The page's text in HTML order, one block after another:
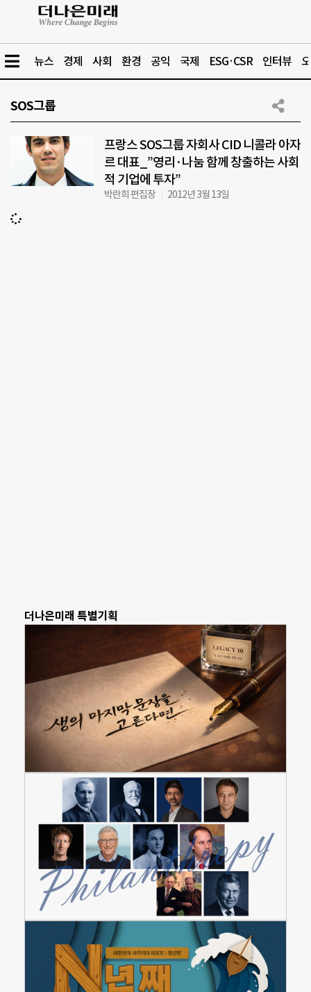
뉴스 경제 사회 환경 공익 국제 ESG·CSR 인터뷰
SOS그룹
프랑스 SOS그룹 자회사 CID 니콜라 아자
르 대표_”영리·나눔 함께 창출하는 사회
적 기업에 투자”
박란희 편집장 2012년 3월 13일
더나은미래 특별기획